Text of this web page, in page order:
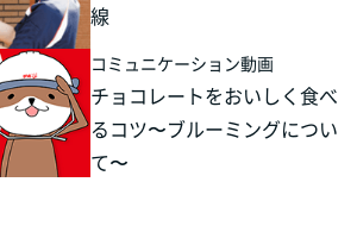
線
コミュニケーション動画
チョコレートをおいしく食べ
るコツ〜ブルーミングについ
て〜